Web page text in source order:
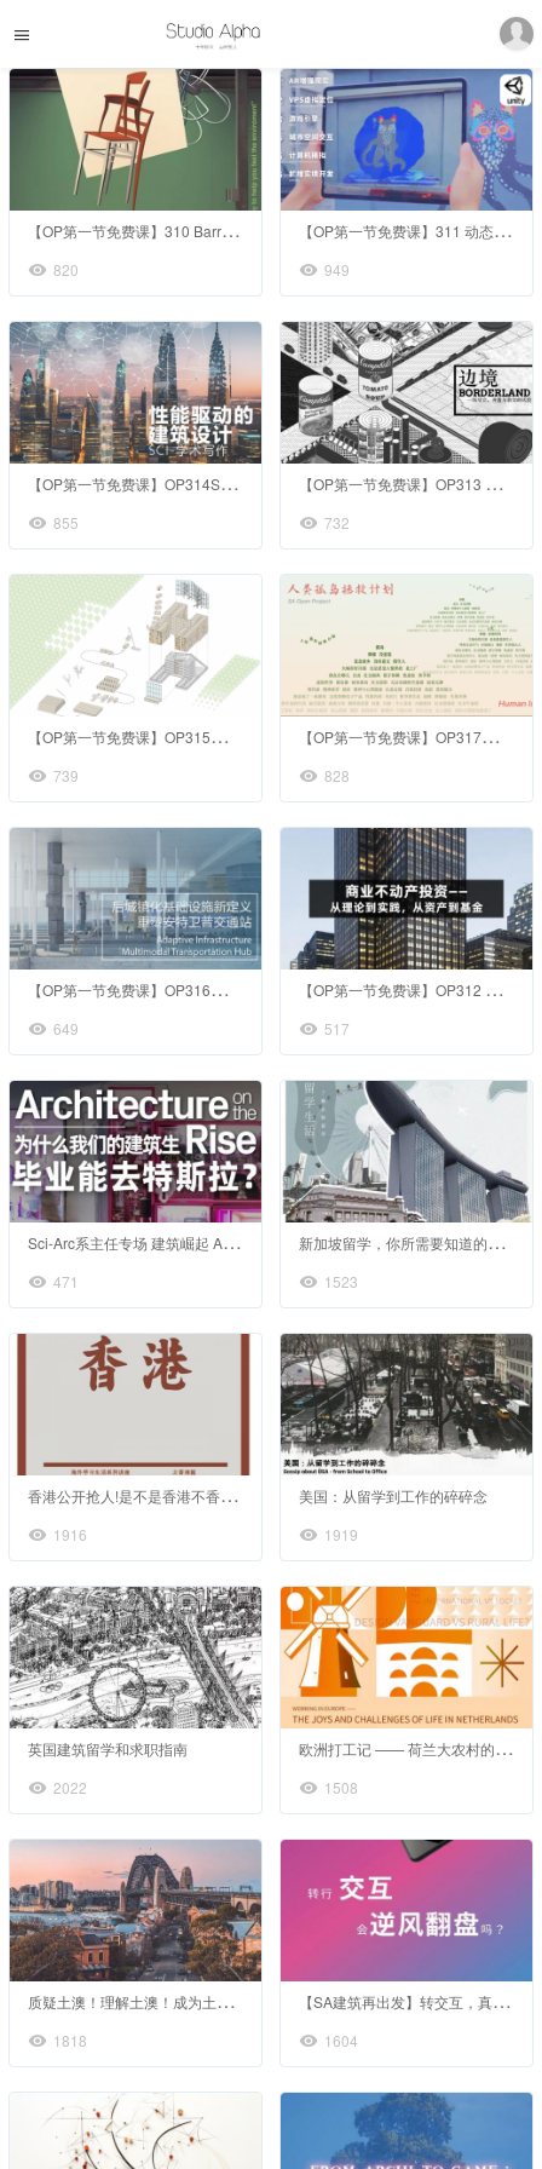
【
OP第一节免费课】310 Barry 椅子+：建筑师作为造梦者
820
【
OP第一节免费课】311 动态交互的艺术—运用AR+AI重新定义交互创新
949
【
OP第一节免费课】OP314SCI学术写作：性能驱动的建筑设计
855
【
OP第一节免费课】OP313 描摹对立与并置：BORDERLAND 边境4.0
732
【
OP第一节免费课】OP315空间木材：未来木建愿景
739
【
OP第一节免费课】OP317交互设计帮助心碎年轻人重建心灵链接
828
【
OP第一节免费课】OP316重塑安特卫普交通站
649
【
OP第一节免费课】OP312 商业不动产投资
517
S
ci-Arc系主任专场 建筑崛起 Architecture is on the Rise
471
新
加坡留学，你所需要知道的咨讯
1523
香
港公开抢人!是不是香港不香了？
1916
美国：从留学到工作的碎碎念
1919
英国建筑留学和求职指南
2022
欧
洲打工记 —— 荷兰大农村的喜与忧
1508
质
疑土澳！理解土澳！成为土澳！
1818
【
SA建筑再出发】转交互，真的是才华与薪资的救赎吗
1604